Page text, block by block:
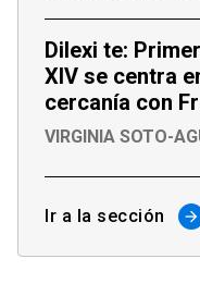
Dilexi te:
XIV se centra
cercanía con
VIRGINIA SOTO-
Ir a la sección arrow_forward